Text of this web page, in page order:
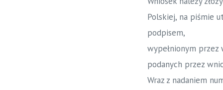
Polskiej, na piśmie
podpisem,
wypełnionym
podanych przez
Wraz z nadaniem